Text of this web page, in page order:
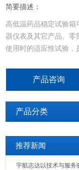
简要描述：
高低温药品稳定试验
器仪表及其它产品、零
使用时的适应性试验，
耐高温、耐低温循环试
产品咨询
产品分类
推荐新闻
宇航志达以技术与服务